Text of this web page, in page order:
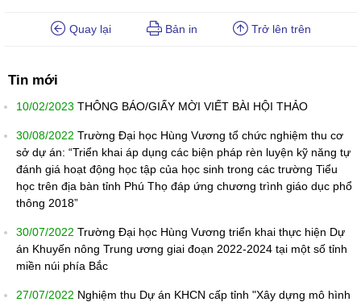
Quay lại Bản in Trở lên trên
Tin mới
10/02/2023 THÔNG BÁO/GIẤY MỜI VIẾT BÀI HỘI THẢO
30/08/2022 Trường Đại học Hùng Vương tổ chức nghiệm thu cơ
sở dự án: “Triển khai áp dụng các biện pháp rèn luyện kỹ năng tự
đánh giá hoạt động học tập của học sinh trong các trường Tiểu
học trên địa bàn tỉnh Phú Thọ đáp ứng chương trình giáo dục phổ
thông 2018”
30/07/2022 Trường Đại học Hùng Vương triển khai thực hiện Dự
án Khuyến nông Trung ương giai đoạn 2022-2024 tại một số tỉnh
miền núi phía Bắc
27/07/2022 Nghiệm thu Dự án KHCN cấp tỉnh "Xây dựng mô hình